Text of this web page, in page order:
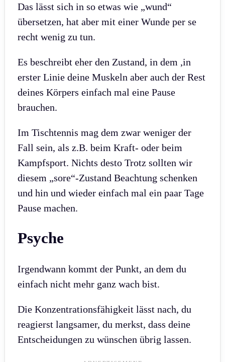
Das lässt sich in so etwas wie „wund“
übersetzen, hat aber mit einer Wunde per se
recht wenig zu tun.
Es beschreibt eher den Zustand, in dem ,in
erster Linie deine Muskeln aber auch der Rest
deines Körpers einfach mal eine Pause
brauchen.
Im Tischtennis mag dem zwar weniger der
Fall sein, als z.B. beim Kraft- oder beim
Kampfsport. Nichts desto Trotz sollten wir
diesem „sore“-Zustand Beachtung schenken
und hin und wieder einfach mal ein paar Tage
Pause machen.
Psyche
Irgendwann kommt der Punkt, an dem du
einfach nicht mehr ganz wach bist.
Die Konzentrationsfähigkeit lässt nach, du
reagierst langsamer, du merkst, dass deine
Entscheidungen zu wünschen übrig lassen.